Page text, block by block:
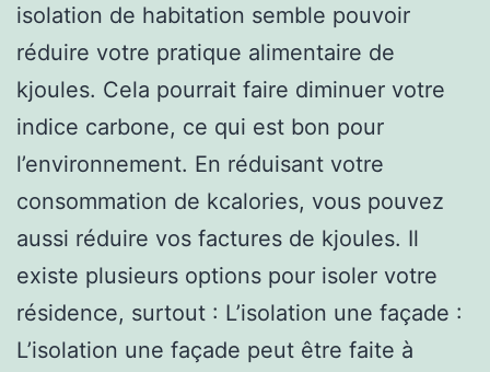
isolation de habitation semble pouvoir
réduire votre pratique alimentaire de
kjoules. Cela pourrait faire diminuer votre
indice carbone, ce qui est bon pour
l’environnement. En réduisant votre
consommation de kcalories, vous pouvez
aussi réduire vos factures de kjoules. Il
existe plusieurs options pour isoler votre
résidence, surtout : L’isolation une façade :
L’isolation une façade peut être faite à